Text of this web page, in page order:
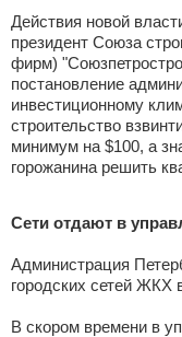
Действия новой
президент Союза
фирм)
постановление
инвестиционному
строительство
минимум на $100, а
горожанина решить
Сети отдают в
Администрация
городских сетей ЖКХ
В скором времени в